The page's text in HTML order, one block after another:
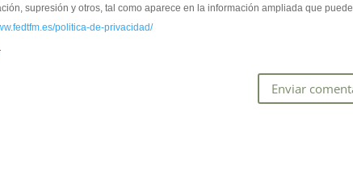
supresión y otros, tal como aparece en la información ampliada que puede
politica-de-privacidad/